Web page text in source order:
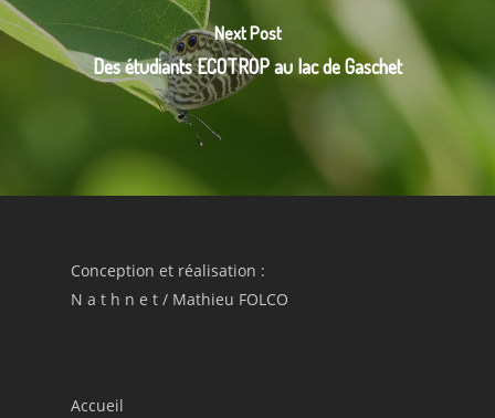
Next Post
Des étudiants ECOTROP au lac de Gaschet
Conception et réalisation :
N a t h n e t / Mathieu FOLCO
Accueil